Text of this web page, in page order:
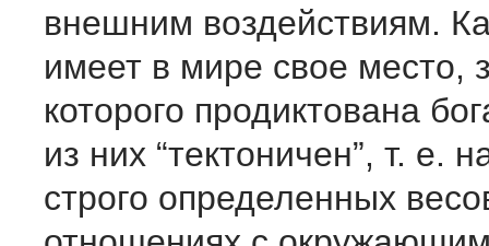
внешним воздействиям.
имеет в мире свое место,
которого продиктована
из них “тектоничен”, т. е.
строго определенных